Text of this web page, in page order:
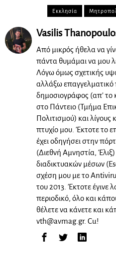
Εκκλησία
Vasilis
Από μικρός ήθελα να
πάντα θυμάμαι να μου
Λόγω όμως σχετικής
αλλάξω επαγγελματικό
δημοσιογράφος (απ' το
στο Πάντειο (Τμήμα
Πολιτισμού) και
πτυχίο μου. Έκτοτε το
έχει οδηγήσει στην
(Διεθνή Αμνηστία,
διαδικτυακών μέσων
σχέση μου με το
του 2013. Έκτοτε έγινε
περιοδικό, όλο και
θέλετε να κάνετε και
vth@avmag.gr. Cu!